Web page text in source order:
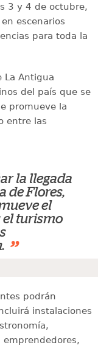
3 y 4 de octubre,
escenarios
para toda la
La Antigua
del país que se
promueve la
entre las
la llegada
de Flores,
el
el turismo
”
podrán
instalaciones
emprendedores,